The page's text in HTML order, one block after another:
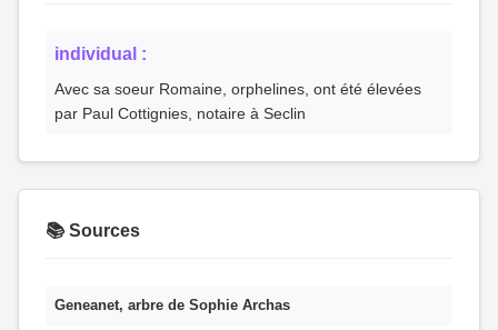
individual :
Avec sa soeur Romaine, orphelines, ont été élevées
par Paul Cottignies, notaire à Seclin
📚 Sources
Geneanet, arbre de Sophie Archas